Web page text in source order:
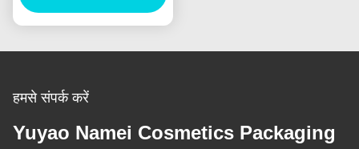
हमसे संपर्क करें
Yuyao Namei Cosmetics Packaging